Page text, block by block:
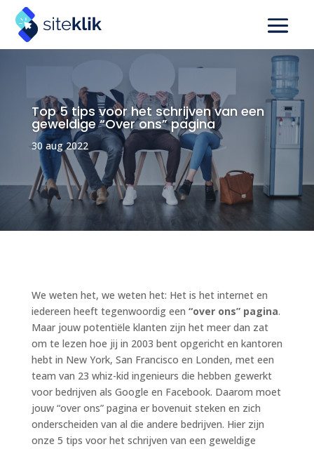
Top 5 tips voor het schrijven van een
geweldige “Over ons” pagina
30 aug 2022
We weten het, we weten het: Het is het internet en
iedereen heeft tegenwoordig een “over ons” pagina.
Maar jouw potentiële klanten zijn het meer dan zat
om te lezen hoe jij in 2003 bent opgericht en kantoren
hebt in New York, San Francisco en Londen, met een
team van 23 whiz-kid ingenieurs die hebben gewerkt
voor bedrijven als Google en Facebook. Daarom moet
jouw “over ons” pagina er bovenuit steken en zich
onderscheiden van al die andere bedrijven. Hier zijn
onze 5 tips voor het schrijven van een geweldige